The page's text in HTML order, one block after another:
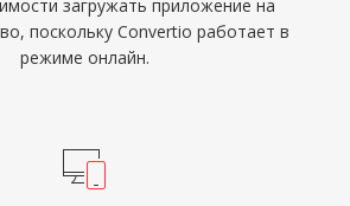
загружать приложение на
поскольку Convertio работает в
режиме онлайн.